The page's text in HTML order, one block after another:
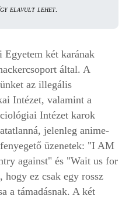
elavult lehet.
Egyetem két karának
által. A
az illegális
Intézet, valamint a
Intézet karok
jelenleg anime-
üzenetek: "I AM
against" és "Wait us for
ez csak egy rossz
a támadásnak. A két